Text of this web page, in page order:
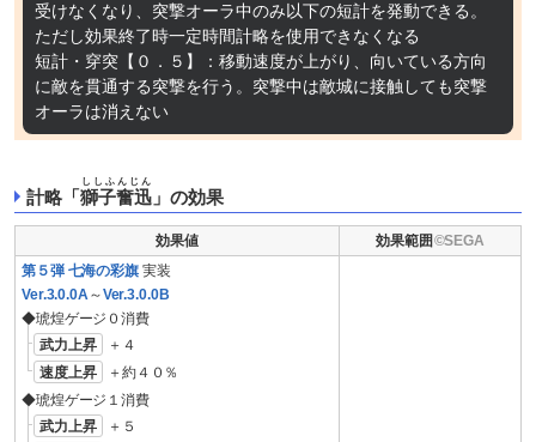
受けなくなり、突撃オーラ中のみ以下の短計を発動できる。
ただし効果終了時一定時間計略を使用できなくなる
短計・穿突【０．５】：移動速度が上がり、向いている方向
に敵を貫通する突撃を行う。突撃中は敵城に接触しても突撃
オーラは消えない
計略「 獅子奮迅
ししふんじん
」の効果
効果値
効果範囲
第５弾 七海の彩旗実装
Ver.3.0.0A ～Ver.3.0.0B
◆琥煌ゲージ０消費
武力上昇
＋４
速度上昇
＋約４０％
◆琥煌ゲージ１消費
武力上昇
＋５